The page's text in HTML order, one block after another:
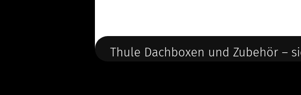
Thule Dachboxen und Zubehör –